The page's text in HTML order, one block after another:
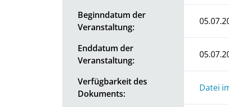
Beginndatum der
Veranstaltung:
Enddatum der
Veranstaltung:
Verfügbarkeit des
Dokuments:
Datei